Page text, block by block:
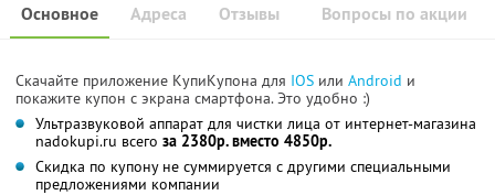
Основное Отзывы Вопросы по акции
Адреса
Скачайте приложение КупиКупона для IOS или Android и
покажите купон с экрана смартфона. Это удобно :)
Ультразвуковой аппарат для чистки лица от интернет-магазина
nadokupi.ru всего за 2380р. вместо 4850р.
Скидка по купону не суммируется с другими специальными
предложениями компании